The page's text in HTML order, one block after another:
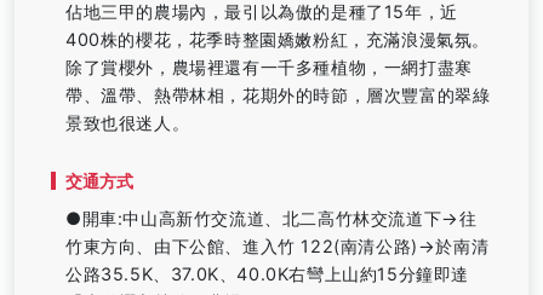
佔地三甲的農場內，最引以為傲的是種了15年，近
400株的櫻花，花季時整園嬌嫩粉紅，充滿浪漫氣氛。
除了賞櫻外，農場裡還有一千多種植物，一網打盡寒
帶、溫帶、熱帶林相，花期外的時節，層次豐富的翠綠
景致也很迷人。
交通方式
●開車:中山高新竹交流道、北二高竹林交流道下→往
竹東方向、由下公館、進入竹 122(南清公路)→於南清
公路35.5K、37.0K、40.0K右彎上山約15分鐘即達